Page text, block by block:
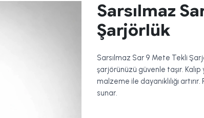
Sarsılmaz
Şarjörlük
Sarsılmaz Sar 9 Mete Tekli
şarjörünüzü güvenle taşır.
malzeme ile dayanıklılığı
sunar.